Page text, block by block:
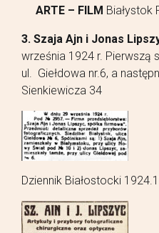
ARTE – FILM Białystok
3. Szaja Ajn i Jonas
września 1924 r. Pierwszą
ul. Giełdowa nr.6, a
Sienkiewicza 34
Dziennik Białostocki